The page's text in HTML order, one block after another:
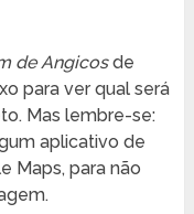
de Angicosde
para ver qual será
Mas lembre-se:
aplicativo de
Maps, para não